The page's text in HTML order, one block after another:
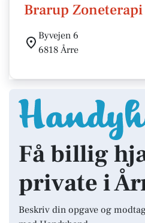
Brarup Zoneterapi
Byvejen 6
6818 Årre
Få billig
private i
Beskriv din opgave og